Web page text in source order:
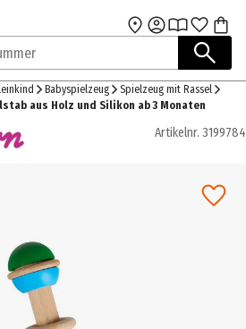
Zum Hauptinhalt
Babyspielzeug
Spielzeug mit Rassel
aus Holz und Silikon ab 3 Monaten
Artikelnr. 3199784